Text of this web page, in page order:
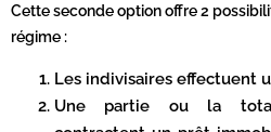
Cette seconde option offre 2
régime :
Les indivisaires effectuent
Une partie ou la